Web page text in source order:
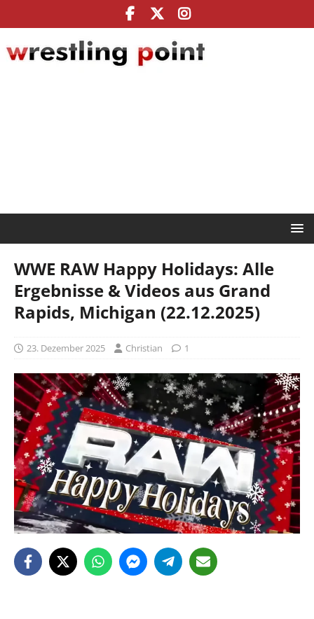
WWE RAW Happy Holidays: Alle
Ergebnisse & Videos aus Grand
Rapids, Michigan (22.12.2025)
23. Dezember 2025 Christian 1